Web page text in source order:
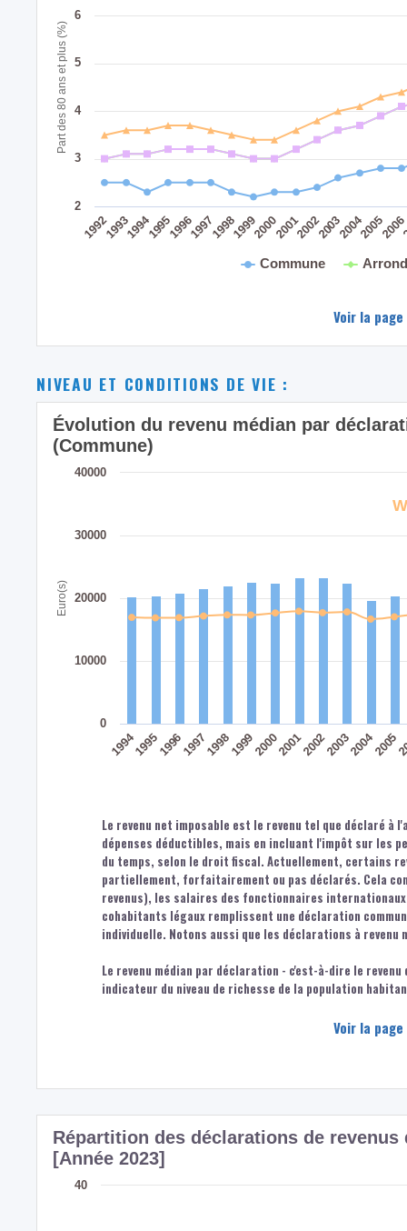
Part des 80 ans et plus (%)
Commune
199219931994199519961997199819992000200120022003200420052006
2
3
4
5
6
Voir la
NIVEAU ET CONDITIONS DE VIE :
Euro(s)
Évolution du revenu médian par
(Commune)
199419951996199719981999200020012002200320042005
0
10000
20000
30000
40000
Le revenu net imposable est le revenu tel que déclaré
dépenses déductibles, mais en incluant l'impôt sur les
du temps, selon le droit fiscal. Actuellement, certains
partiellement, forfaitairement ou pas déclarés. Cela
revenus), les salaires des fonctionnaires
cohabitants légaux remplissent une déclaration
individuelle. Notons aussi que les déclarations à
Le revenu médian par déclaration - c'est-à-dire le
indicateur du niveau de richesse de la population
Voir la
Répartition des déclarations de revenus
[Année 2023]
40